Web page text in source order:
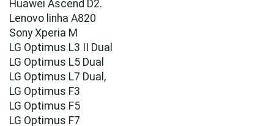
Huawei Ascend D2.
Lenovo linha A820
Sony Xperia M
LG Optimus L3 II Dual
LG Optimus L5 Dual
LG Optimus L7 Dual,
LG Optimus F3
LG Optimus F5
LG Optimus F7